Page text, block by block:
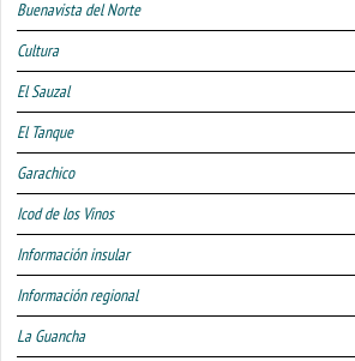
Buenavista del Norte
Cultura
El Sauzal
El Tanque
Garachico
Icod de los Vinos
Información insular
Información regional
La Guancha